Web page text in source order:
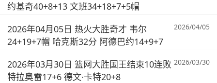
约基奇40+8+13 文班34+18+7+5帽
2026年04月05日 热火大胜奇才 韦尔
24+19+7帽 哈克斯32分 阿德巴约14+9+7
2026/04/05
2026年03月30日 篮网大胜国王结束10连败
特拉奥雷17+6 德文·卡特20+8
2026/03/30